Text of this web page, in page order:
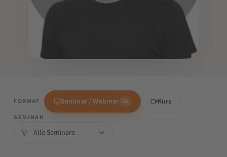
Inhaber und Consultant
FORMAT Seminar / Webinar 11 Kurs
SEMINAR